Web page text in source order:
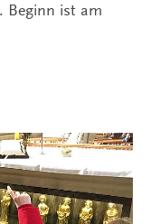
Beginn ist am